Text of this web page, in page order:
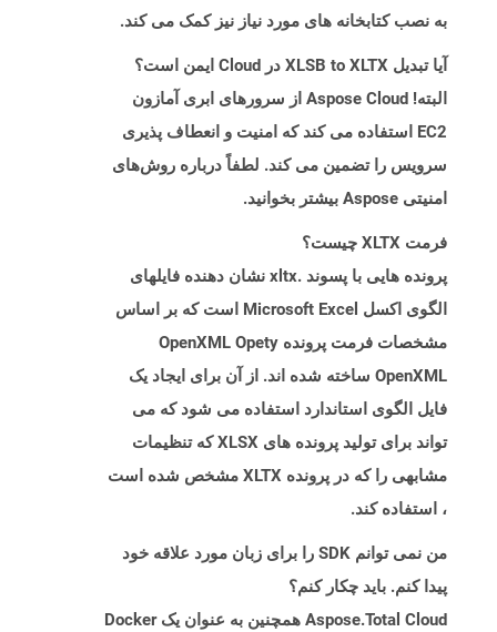
به نصب کتابخانه های مورد نیاز نیز کمک می کند.
آیا تبدیل XLSB to XLTX در Cloud ایمن است؟
البته! Aspose Cloud از سرورهای ابری آمازون
EC2 استفاده می کند که امنیت و انعطاف پذیری
سرویس را تضمین می کند. لطفاً درباره روش‌های
امنیتی Aspose بیشتر بخوانید.
فرمت XLTX چیست؟
پرونده هایی با پسوند .xltx نشان دهنده فایلهای
الگوی اکسل Microsoft Excel است که بر اساس
مشخصات فرمت پرونده OpenXML Opety
OpenXML ساخته شده اند. از آن برای ایجاد یک
فایل الگوی استاندارد استفاده می شود که می
تواند برای تولید پرونده های XLSX که تنظیمات
مشابهی را که در پرونده XLTX مشخص شده است
، استفاده کند.
من نمی توانم SDK را برای زبان مورد علاقه خود
پیدا کنم. باید چکار کنم؟
Aspose.Total Cloud همچنین به عنوان یک Docker